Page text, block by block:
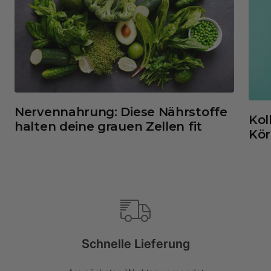
Nervennahrung: Diese Nährstoffe
halten deine grauen Zellen fit
Schnelle Lieferung